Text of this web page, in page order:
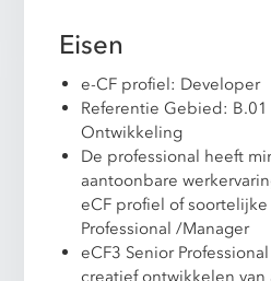
Eisen
e-CF profiel: Developer
Referentie Gebied:
Ontwikkeling
De professional heeft
aantoonbare
eCF profiel of
Professional /Manager
eCF3 Senior
creatief ontwikkelen